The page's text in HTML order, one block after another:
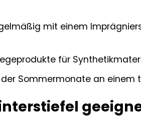
mit einem
für
Sommermonate an einem